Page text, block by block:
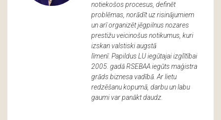
notiekošos procesus, definēt
problēmas, norādīt uz risinājumiem
un arī organizēt jēgpilnus nozares
prestižu veicinošus notikumus, kuri
izskan valstiski augstā
līmenī. Papildus LU iegūtajai izglītībai
2005. gadā RSEBAA iegūts maģistra
grāds biznesa vadībā. Ar lietu
redzēšanu kopumā, darbu un labu
gaumi var panākt daudz.